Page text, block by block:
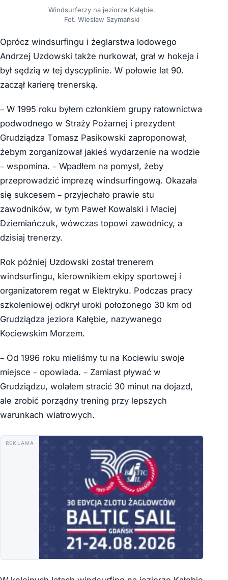
Windsurferzy na jeziorze Kałębie.
Fot. Wiesław Szymański
Oprócz windsurfingu i żeglarstwa lodowego
Andrzej Uzdowski także nurkował, grał w hokeja i
był sędzią w tej dyscyplinie. W połowie lat 90.
zaczął karierę trenerską.
– W 1995 roku byłem członkiem grupy ratownictwa
podwodnego w Straży Pożarnej i prezydent
Grudziądza Tomasz Pasikowski zaproponował,
żebym zorganizował jakieś wydarzenie na wodzie
– wspomina. – Wpadłem na pomysł, żeby
przeprowadzić imprezę windsurfingową. Okazała
się sukcesem – przyjechało prawie stu
zawodników, w tym Paweł Kowalski i Maciej
Dziemiańczuk, wówczas topowi zawodnicy, a
dzisiaj trenerzy.
Rok później Uzdowski został trenerem
windsurfingu, kierownikiem ekipy sportowej i
organizatorem regat w Elektryku. Podczas pracy
szkoleniowej odkrył uroki położonego 30 km od
Grudziądza jeziora Kałębie, nazywanego
Kociewskim Morzem.
– Od 1996 roku mieliśmy tu na Kociewiu swoje
miejsce – opowiada. – Zamiast pływać w
Grudziądzu, wolałem stracić 30 minut na dojazd,
ale zrobić porządny trening przy lepszych
warunkach wiatrowych.
REKLAMA